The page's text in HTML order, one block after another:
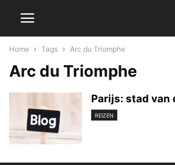
Home Tags Arc du Triomphe
Arc du Triomphe
Parijs: stad van
REIZEN